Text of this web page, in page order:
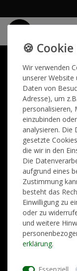
Sie erreichen uns
15:00 Uhr. Nutzen
FAQs und
Newsletter
E-MAIL*
Anmelden
Für den Versand
Anmeldung stimmen Sie
übermittelt werden.
Datenschutzbestimmungen
Wir verwenden
unserer Website
Daten von
Adresse), um
personalisieren,
einzubinden
analysieren. Die
gesetzte
die wir in den
Die
aufgrund eines
Zustimmung
besteht das
Einwilligung zu
oder zu
und weitere
erklärung.